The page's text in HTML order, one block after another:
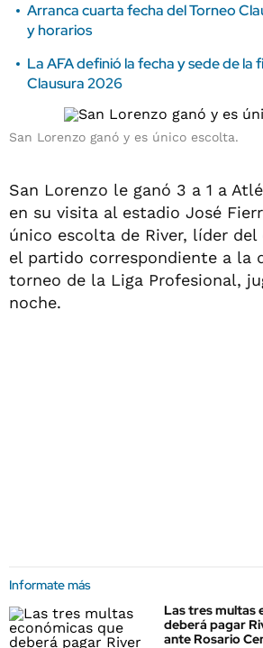
Arranca cuarta fecha del Torneo
y horarios
La AFA definió la fecha y sede de la
Clausura 2026
San Lorenzo ganó y es único escolta.
San Lorenzo le ganó 3 a 1 a
en su visita al estadio José
único escolta de River, líder del
el partido correspondiente a la
torneo de la Liga Profesional,
noche.
Informate más
Las tres multas
deberá pagar
ante Rosario